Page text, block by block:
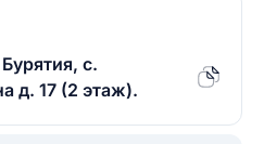
с.
д. 17 (2 этаж).